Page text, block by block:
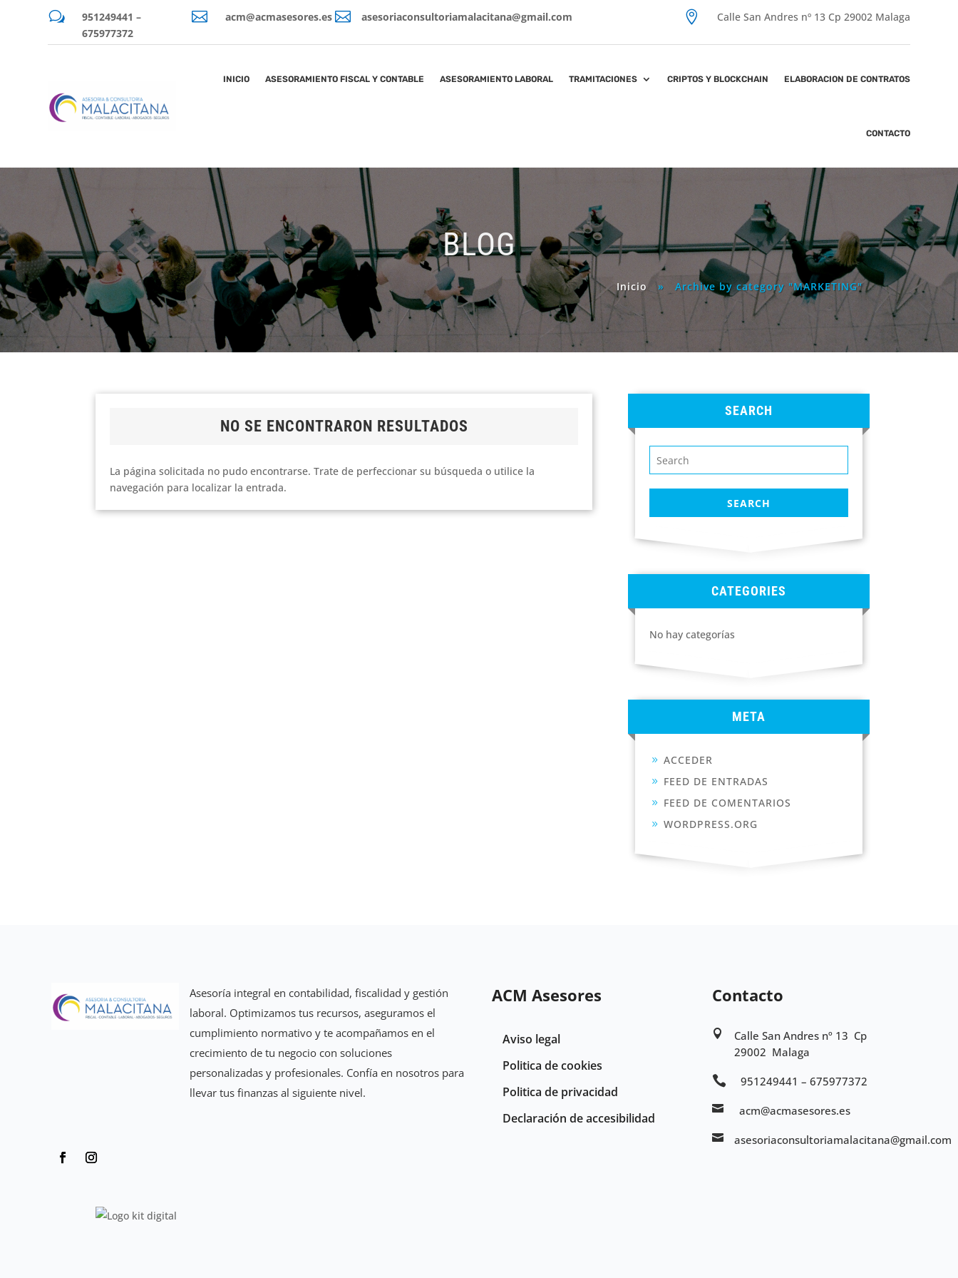
w
951249441 –
675977372
 acm@acmasesores.es  asesoriaconsultoriamalacitana@gmail.com  Calle San Andres nº 13 Cp 29002 Malaga
INICIO ASESORAMIENTO FISCAL Y CONTABLE ASESORAMIENTO LABORAL TRAMITACIONES CRIPTOS Y BLOCKCHAIN ELABORACION DE CONTRATOS
CONTACTO
BLOG
Inicio» Archive by category "MARKETING"
NO SE ENCONTRARON RESULTADOS
La página solicitada no pudo encontrarse. Trate de perfeccionar su búsqueda o utilice la
navegación para localizar la entrada.
SEARCH
CATEGORIES
No hay categorías
META
ACCEDER
FEED DE ENTRADAS
FEED DE COMENTARIOS
WORDPRESS.ORG
Asesoría integral en contabilidad, fiscalidad y gestión
laboral. Optimizamos tus recursos, aseguramos el
cumplimiento normativo y te acompañamos en el
crecimiento de tu negocio con soluciones
personalizadas y profesionales. Confía en nosotros para
llevar tus finanzas al siguiente nivel.
ACM Asesores
Aviso legal
Politica de cookies
Politica de privacidad
Declaración de accesibilidad
Contacto

Calle San Andres nº 13 Cp
29002 Malaga

951249441 – 675977372
 acm@acmasesores.es
 asesoriaconsultoriamalacitana@gmail.com